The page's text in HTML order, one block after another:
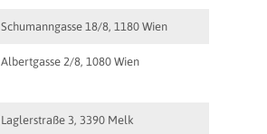
Schumanngasse 18/8, 1180 Wien
Albertgasse 2/8, 1080 Wien
Laglerstraße 3, 3390 Melk